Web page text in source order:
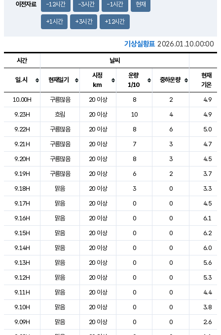
이전자료 -12시간 -3시간 -1시간 현재
+1시간 +3시간 +12시간
기상실황표 2026.01.10.00:00
도시별 기상실황표로 지점, 날씨, 기온, 강수, 바람, 기압등을 안내한 표입
시간 날씨
일.시 현재일기
시정
km
운량
1/10
중하운량
현재
기온
10.00H
구름많음 20 이상 8 2
4.9
9.23H
흐림 20 이상 10 4
4.9
9.22H
구름많음 20 이상 8 6
5.0
9.21H
구름많음 20 이상 7 3
4.7
9.20H
구름많음 20 이상 8 3
4.5
9.19H
구름많음 20 이상 6 2
3.7
9.18H
맑음 20 이상 3 0
3.3
9.17H
맑음 20 이상 0 0
4.5
9.16H
맑음 20 이상 0 0
6.1
9.15H
맑음 20 이상 0 0
6.2
9.14H
맑음 20 이상 0 0
6.0
9.13H
맑음 20 이상 0 0
5.6
9.12H
맑음 20 이상 0 0
5.3
9.11H
맑음 20 이상 0 0
4.4
9.10H
맑음 20 이상 0 0
3.8
9.09H
맑음 20 이상 0 0
2.6